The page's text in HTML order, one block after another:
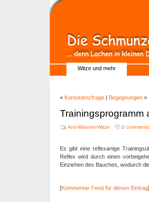
Witze und mehr
« Konsistenzfrage | Begegnungen »
Trainingsprogramm
Anti-Männer-Witze 0 comments
Es gibt eine reflexartige
Reflex wird durch einen
Einziehen des Bauches, wodurch
[Kommentar Feed für diesen Eintrag]